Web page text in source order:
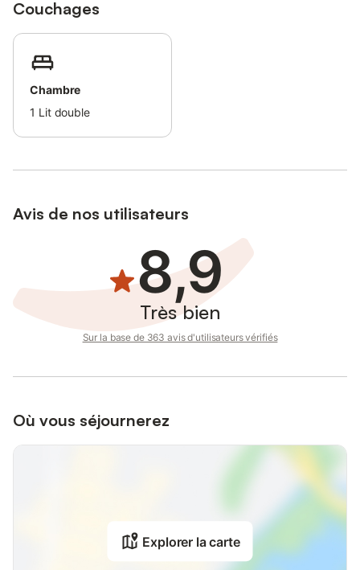
Couchages
Chambre
1 Lit double
Avis de nos utilisateurs
8,9
Très bien
Sur la base de 363 avis d'utilisateurs vérifiés
Où vous séjournerez
Explorer la carte